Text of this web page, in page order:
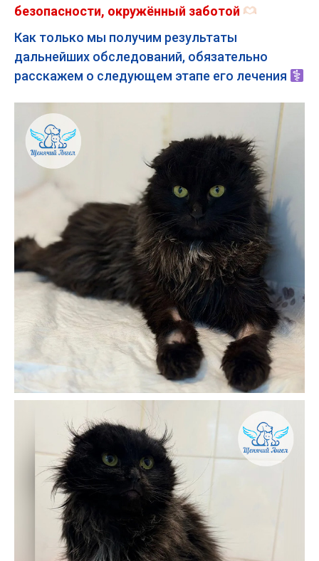
безопасности, окружённый заботой
Как только мы получим результаты
дальнейших обследований, обязательно
расскажем о следующем этапе его лечения